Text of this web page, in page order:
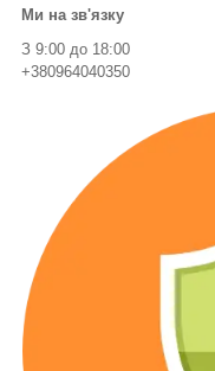
Ми на зв'язку
З 9:00 до 18:00
+380964040350